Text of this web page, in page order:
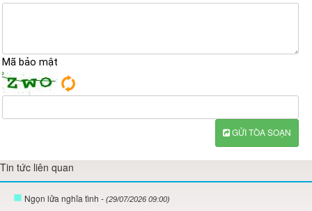
Mã bảo mật
GỬI TÒA SOẠN
Tin tức liên quan
Ngọn lửa nghĩa tình - (29/07/2026 09:00)